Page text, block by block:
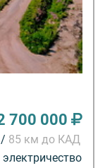
700 000
85 км до КАД
электричество